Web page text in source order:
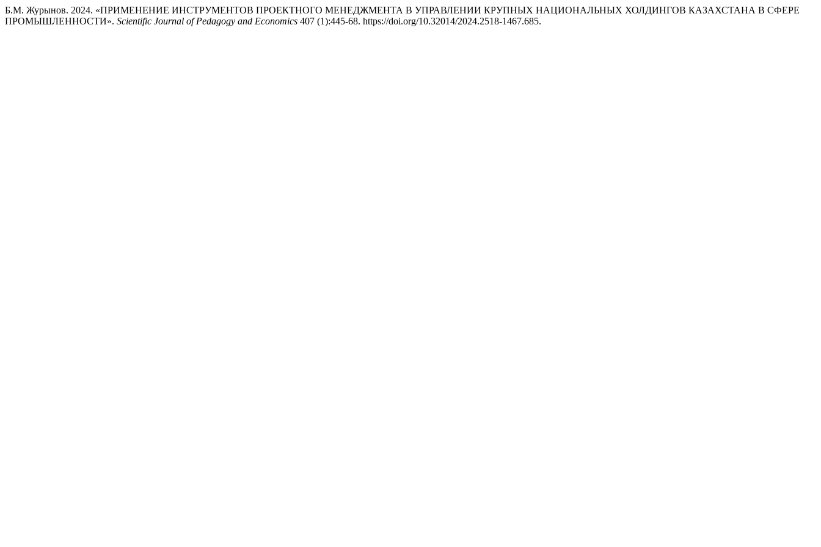
Б.М. Журынов. 2024. «ПРИМЕНЕНИЕ ИНСТРУМЕНТОВ ПРОЕКТНОГО МЕНЕДЖМЕНТА В УПРАВЛЕНИИ КРУПНЫХ НАЦИОНАЛЬНЫХ ХОЛДИНГОВ КАЗАХСТАНА В СФЕРЕ
ПРОМЫШЛЕННОСТИ». Scientific Journal of Pedagogy and Economics 407 (1):445-68. https://doi.org/10.32014/2024.2518-1467.685.